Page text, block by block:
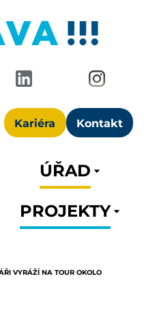
Kariéra Kontakt
ÚŘAD
PROJEKTY
VYRÁŽÍ NA TOUR OKOLO